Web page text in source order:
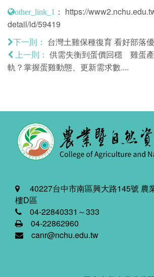
other_link_1 ： https://
detail/id/59419
下一則： 台灣土雞保種復育 看好部落
上一則：
供需失衡到蛋價回穩 雞蛋
軌？掌握蛋雞動態、更新需求數....
40227台中市南區興大路145號 農
樓D區
04-22840331～333
04-22862960
canr@nchu.edu.tw